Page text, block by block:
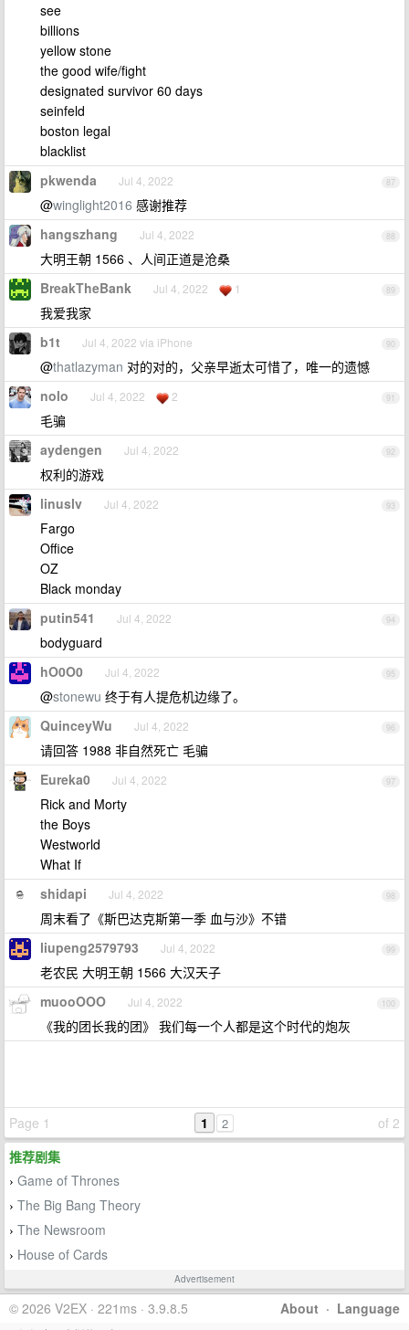
see
billions
yellow stone
the good wife/fight
designated survivor 60 days
seinfeld
boston legal
blacklist
87
pkwenda Jul 4, 2022
@winglight2016 感谢推荐
88
hangszhang Jul 4, 2022
大明王朝 1566 、人间正道是沧桑
89
BreakTheBank Jul 4, 2022 1
我爱我家
90
b1t Jul 4, 2022 via iPhone
@thatlazyman 对的对的，父亲早逝太可惜了，唯一的遗憾
91
nolo Jul 4, 2022 2
毛骗
92
aydengen Jul 4, 2022
权利的游戏
93
linuslv Jul 4, 2022
Fargo
Office
OZ
Black monday
94
putin541 Jul 4, 2022
bodyguard
95
hO0O0 Jul 4, 2022
@stonewu 终于有人提危机边缘了。
96
QuinceyWu Jul 4, 2022
请回答 1988 非自然死亡 毛骗
97
Eureka0 Jul 4, 2022
Rick and Morty
the Boys
Westworld
What If
98
shidapi Jul 4, 2022
周末看了《斯巴达克斯第一季 血与沙》不错
99
liupeng2579793 Jul 4, 2022
老农民 大明王朝 1566 大汉天子
100
muooOOO Jul 4, 2022
《我的团长我的团》 我们每一个人都是这个时代的炮灰
Page 1 of 2
1 2
推荐剧集
› Game of Thrones
› The Big Bang Theory
› The Newsroom
› House of Cards
Advertisement
About · Language
© 2026 V2EX · 221ms · 3.9.8.5